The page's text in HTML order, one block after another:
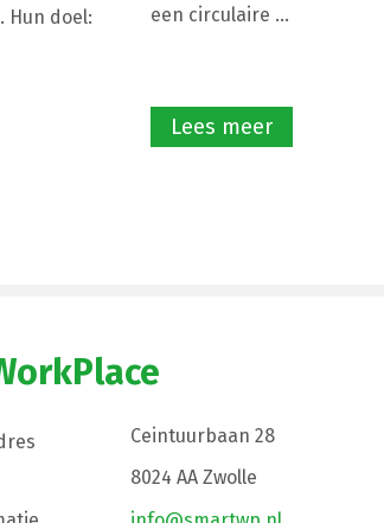
Hun doel:
een circulaire ...
Lees meer
Ceintuurbaan 28
8024 AA Zwolle